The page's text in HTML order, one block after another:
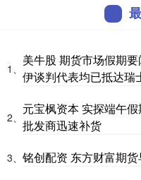
1、
美牛股 期货市场假期
伊谈判代表均已抵达瑞
2、
元宝枫资本 实探端午
批发商迅速补货
3、 铭创配资 东方财富期